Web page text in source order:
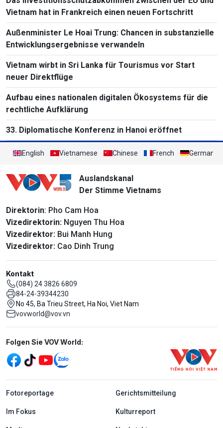
Vietnam hat in Frankreich einen neuen Fortschritt
Außenminister Le Hoai Trung: Chancen in substanzielle
Entwicklungsergebnisse verwandeln
Vietnam wirbt in Sri Lanka für Tourismus vor Start
neuer Direktflüge
Aufbau eines nationalen digitalen Ökosystems für die
rechtliche Aufklärung
33. Diplomatische Konferenz in Hanoi eröffnet
English Vietnamese Chinese French German
Auslandskanal
Der Stimme Vietnams
Direktorin: Pho Cam Hoa
Vizedirektorin: Nguyen Thu Hoa
Vizedirektor: Bui Manh Hung
Vizedirektor: Cao Dinh Trung
Kontakt
(084) 24 3826 6809
84-24-39344230
No 45, Ba Trieu Street, Ha Noi, Viet Nam
vovworld@vov.vn
Mạng xã hội
Folgen Sie VOV World:
menu footer tiếng Đức
Fotoreportage Gerichtsmitteilung
Im Fokus Kulturreport